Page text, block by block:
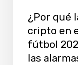
fútbol
2026
¿Por qué
cripto en
fútbol
las